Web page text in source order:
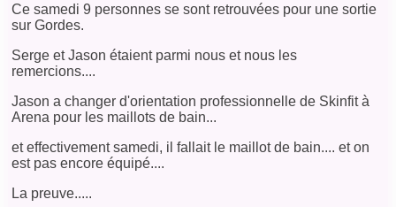
Ce samedi 9 personnes se sont retrouvées pour une sortie
sur Gordes.
Serge et Jason étaient parmi nous et nous les
remercions....
Jason a changer d'orientation professionnelle de Skinfit à
Arena pour les maillots de bain...
et effectivement samedi, il fallait le maillot de bain.... et on
est pas encore équipé....
La preuve.....